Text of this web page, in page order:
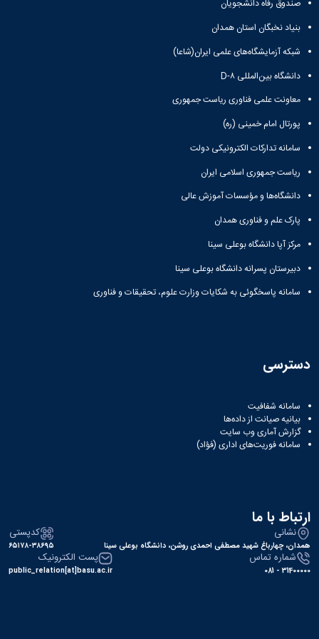
Research
صندوق رفاه دانشجویان
بنیاد نخبگان استان همدان
شبکه آزمایشگاه‌های علمی ایران(شاعا)
دانشگاه بین‌المللی D-۸
معاونت علمی فناوری ریاست جمهوری
پورتال امام خمینی (ره)
سامانه تدارکات الکترونیکی دولت
ریاست جمهوری اسلامی ایران
دانشگاه‌ها و مؤسسات آموزش عالی
پارک علم و فناوری همدان
مرکز آپا دانشگاه بوعلی سینا
دبیرستان پسرانه دانشگاه بوعلی سینا
سامانه پاسخگوئی به شکایات وزارت علوم، تحقیقات و فناوری
دسترسی
سامانه شفافیت
بیانیه صیانت از داده‌ها
گزارش آماری وب‌ سایت
سامانه فوریت‌های اداری (فؤاد)
ارتباط با ما
نشانی
همدان، چهارباغ شهید مصطفی احمدی روشن، دانشگاه بوعلی سینا
کدپستی
۶۵۱۷۸-۳۸۶۹۵
شماره تماس
31400000 - 081
پست الکترونیک
public_relation[at]basu.ac.ir